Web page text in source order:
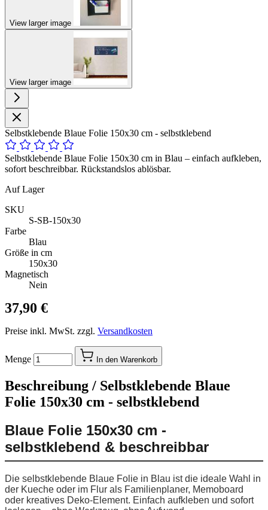
View larger image
View larger image
Selbstklebende Blaue Folie 150x30 cm - selbstklebend
Selbstklebende Blaue Folie 150x30 cm in Blau – einfach aufkleben,
sofort beschreibbar. Rückstandslos ablösbar.
Auf Lager
SKU
S-SB-150x30
Farbe
Blau
Größe in cm
150x30
Magnetisch
Nein
37,90 €
Preise inkl. MwSt. zzgl. Versandkosten
Menge In den Warenkorb
Beschreibung / Selbstklebende Blaue
Folie 150x30 cm - selbstklebend
Blaue Folie 150x30 cm -
selbstklebend & beschreibbar
Die selbstklebende Blaue Folie in Blau ist die ideale Wahl in
der Kueche oder im Flur als Familienplaner, Memoboard
oder kreatives Deko-Element. Einfach aufkleben und sofort